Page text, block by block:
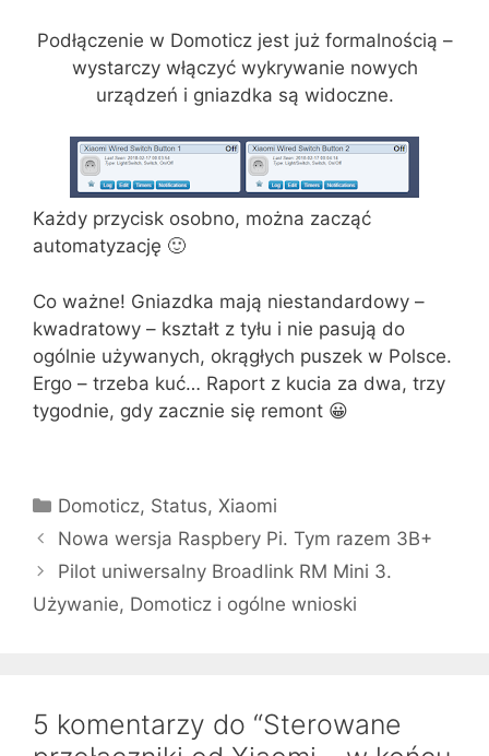
Podłączenie w Domoticz jest już formalnością –
wystarczy włączyć wykrywanie nowych
urządzeń i gniazdka są widoczne.
Każdy przycisk osobno, można zacząć
automatyzację 🙂
Co ważne! Gniazdka mają niestandardowy –
kwadratowy – kształt z tyłu i nie pasują do
ogólnie używanych, okrągłych puszek w Polsce.
Ergo – trzeba kuć… Raport z kucia za dwa, trzy
tygodnie, gdy zacznie się remont 😀
Kategorie
Domoticz, Status,Xiaomi
Nowa wersja Raspbery Pi. Tym razem 3B+
Pilot uniwersalny Broadlink RM Mini 3.
Używanie, Domoticz i ogólne wnioski
5 komentarzy do “Sterowane